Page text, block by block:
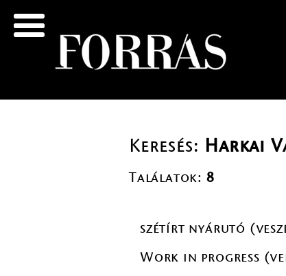
Keresés: Harkai
Találatok: 8
szétírt nyárutó
Work in progress